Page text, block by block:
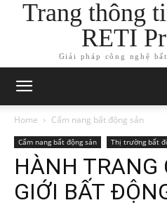
Trang thông
RETI
Giải pháp công nghệ
Home Cẩm nang bất động sản
Cẩm nang bất động sản Thị trường bất
HÀNH TRANG
GIỚI BẤT